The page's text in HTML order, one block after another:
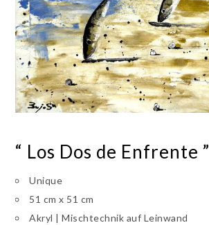
“ Los Dos de Enfrente ”
Unique
51 cm x 51 cm
Akryl | Mischtechnik auf Leinwand